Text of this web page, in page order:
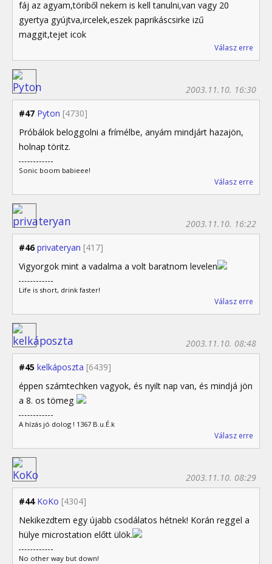
fáj az agyam,töriből nekem is kell tanulni,van vagy 20
gyertya gyújtva,ircelek,eszek paprikáscsirke izű
maggit,tejet icok
Válasz erre
#47 Pyton [4730]
2003.11.10. 16:30
Próbálok beloggolni a frímélbe, anyám mindjárt hazajön,
holnap töritz.
Sonic boom babieee!
Válasz erre
#46 privateryan [417]
2003.11.10. 16:22
Vigyorgok mint a vadalma a volt baratnom levelen
Life is short, drink faster!
Válasz erre
#45 kelkáposzta [6439]
2003.11.10. 08:48
éppen számtechken vagyok, és nyilt nap van, és mindjá jön
a 8. os tömeg
A hízás jó dolog ! 1367 B.u.É.k
Válasz erre
#44 KoKo [4304]
2003.11.10. 08:29
Nekikezdtem egy újabb csodálatos hétnek! Korán reggel a
hülye microstation előtt ülök.
No other way but down!